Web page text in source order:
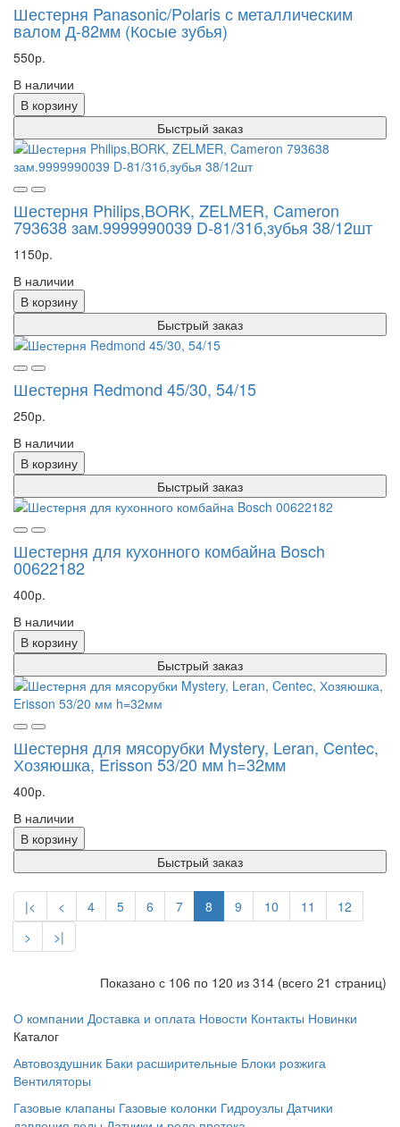
Шестерня Panasonic/Polaris с металлическим
валом Д-82мм (Косые зубья)
550р.
В наличии
В корзину
Быстрый заказ
Шестерня Philips,BORK, ZELMER, Cameron
793638 зам.9999990039 D-81/31б,зубья 38/12шт
1150р.
В наличии
В корзину
Быстрый заказ
Шестерня Redmond 45/30, 54/15
250р.
В наличии
В корзину
Быстрый заказ
Шестерня для кухонного комбайна Bosch
00622182
400р.
В наличии
В корзину
Быстрый заказ
Шестерня для мясорубки Mystery, Leran, Centec,
Хозяюшка, Erisson 53/20 мм h=32мм
400р.
В наличии
В корзину
Быстрый заказ
|< < 4 5 6 7 8 9 10 11
12
>
>|
Показано с 106 по 120 из 314 (всего 21 страниц)
О компании Доставка и оплата Новости Контакты Новинки
Каталог
Автовоздушник Баки расширительные Блоки розжига
Вентиляторы
Газовые клапаны Газовые колонки Гидроузлы Датчики